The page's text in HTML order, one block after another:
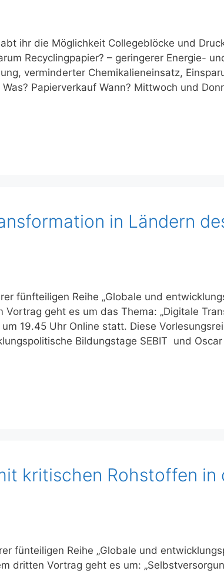
ihr die Möglichkeit Collegeblöcke und
Recyclingpapier? – geringerer Energie-
verminderter Chemikalieneinsatz,
Papierverkauf Wann? Mittwoch und
in Ländern
fünfteiligen Reihe „Globale und
Vortrag geht es um das Thema: „Digitale
19.45 Uhr Online statt. Diese
Bildungstage SEBIT und
kritischen Rohstoffen in
fünteiligen Reihe „Globale und
dritten Vortrag geht es um: